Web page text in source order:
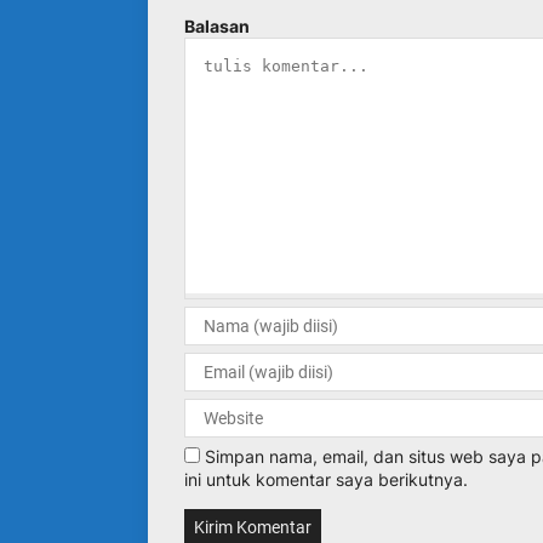
Balasan
Simpan nama, email, dan situs web saya
ini untuk komentar saya berikutnya.